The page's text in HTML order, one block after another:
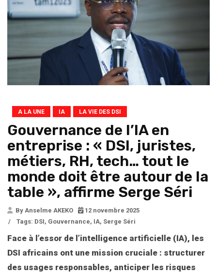
A LA UNE IA LA VIE DES DSI
Gouvernance de l’IA en
entreprise : « DSI, juristes,
métiers, RH, tech… tout le
monde doit être autour de la
table », affirme Serge Séri
By Anselme AKEKO
12 novembre 2025
/
Tags: DSI, Gouvernance, IA, Serge Séri
Face à l’essor de l’intelligence artificielle (IA), les
DSI africains ont une mission cruciale : structurer
des usages responsables, anticiper les risques